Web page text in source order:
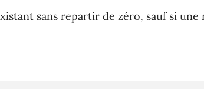
sans repartir de zéro, sauf si